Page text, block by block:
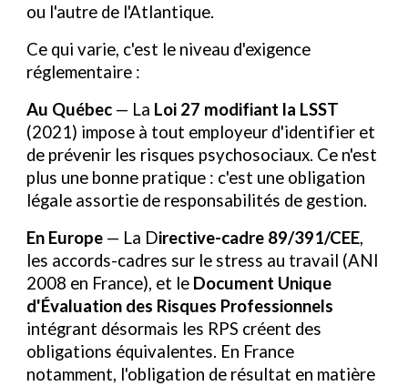
ou l'autre de l'Atlantique.
Ce qui varie, c'est le niveau d'exigence
réglementaire :
Au Québec — La Loi 27 modifiant la LSST
(2021) impose à tout employeur d'identifier et
de prévenir les risques psychosociaux. Ce n'est
plus une bonne pratique : c'est une obligation
légale assortie de responsabilités de gestion.
En Europe — La Directive-cadre 89/391/CEE,
les accords-cadres sur le stress au travail (ANI
2008 en France), et le Document Unique
d'Évaluation des Risques Professionnels
intégrant désormais les RPS créent des
obligations équivalentes. En France
notamment, l'obligation de résultat en matière